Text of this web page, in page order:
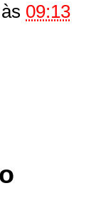
às 09:13